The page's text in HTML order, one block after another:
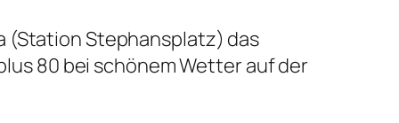
(Station Stephansplatz) das
80 bei schönem Wetter auf der